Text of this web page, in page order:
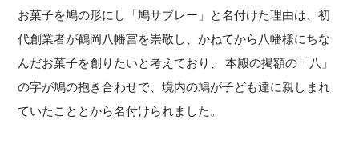
お菓子を鳩の形にし「鳩サブレー」と名付けた理由は、初
代創業者が鶴岡八幡宮を崇敬し、かねてから八幡様にちな
んだお菓子を創りたいと考えており、 本殿の掲額の「八」
の字が鳩の抱き合わせで、境内の鳩が子ども達に親しまれ
ていたこととから名付けられました。